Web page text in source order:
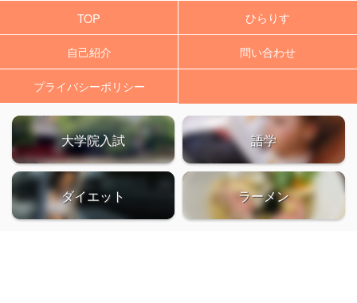
TOP ひらりす
自己紹介 問い合わせ
プライバシーポリシー
大学院入試 語学
ダイエット ラーメン